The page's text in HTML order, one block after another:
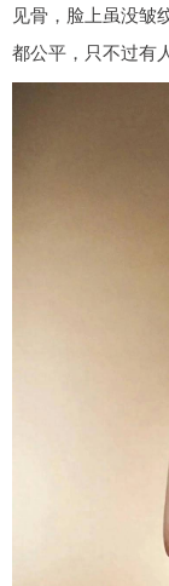
见骨，脸上虽没皱
都公平，只不过有